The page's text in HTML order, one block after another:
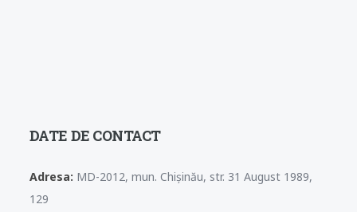
DATE DE CONTACT
Adresa: MD-2012, mun. Chișinău, str. 31 August 1989,
129